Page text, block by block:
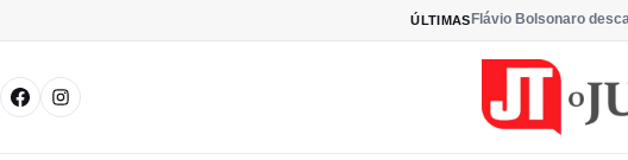
ÚLTIMAS Flávio Bolsonaro